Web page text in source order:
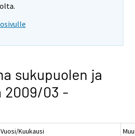
sukupuolen ja
2009/03 -
Vuosi/Kuukausi